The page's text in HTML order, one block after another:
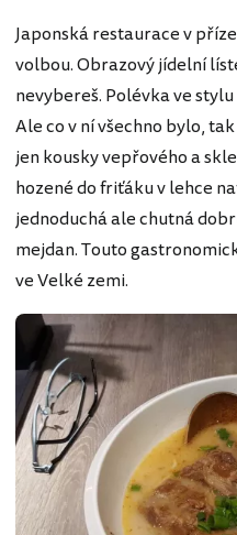
Japonská restaurace v
volbou. Obrazový jídelní
nevybereš. Polévka ve
Ale co v ní všechno bylo,
jen kousky vepřového a
hozené do friťáku v lehce
jednoduchá ale chutná
mejdan. Touto
ve Velké zemi.